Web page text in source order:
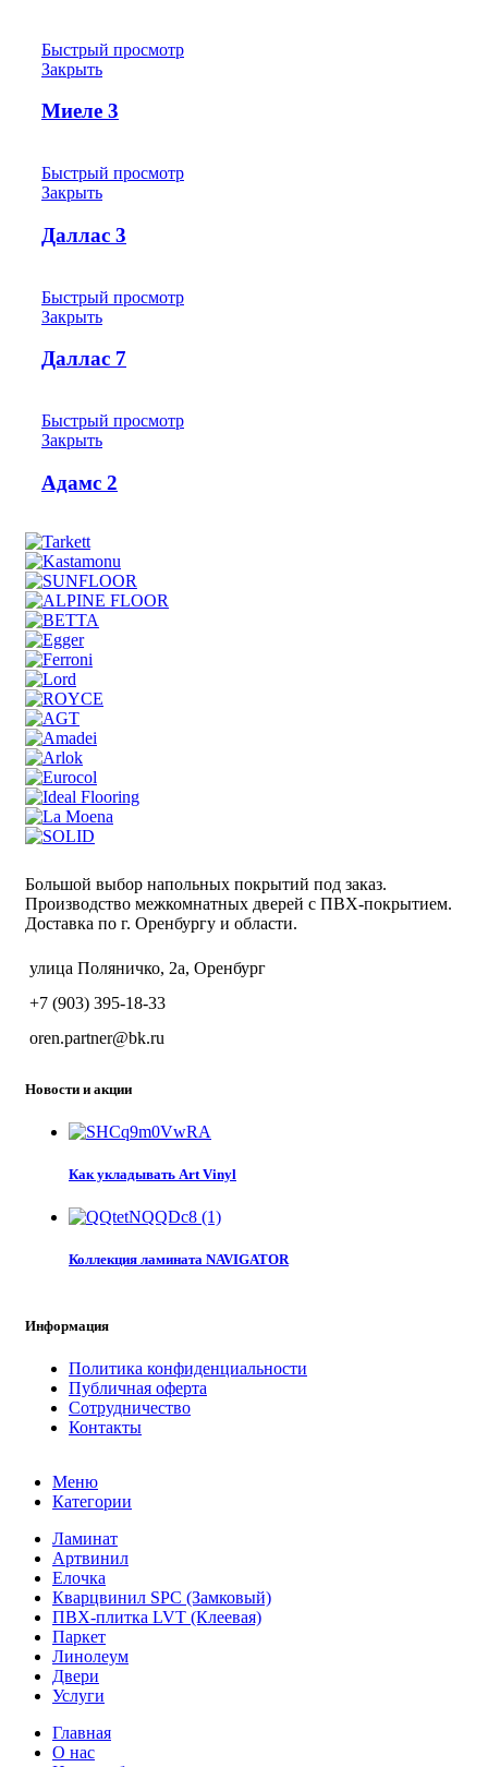
Быстрый просмотр
Закрыть
Миеле 3
Быстрый просмотр
Закрыть
Даллас 3
Быстрый просмотр
Закрыть
Даллас 7
Быстрый просмотр
Закрыть
Адамс 2
Большой выбор напольных покрытий под заказ.
Производство межкомнатных дверей с ПВХ-покрытием.
Доставка по г. Оренбургу и области.
улица Поляничко, 2а, Оренбург
+7 (903) 395-18-33
oren.partner@bk.ru
Новости и акции
Как укладывать Art Vinyl
Коллекция ламината NAVIGATOR
Информация
Политика конфиденциальности
Публичная оферта
Сотрудничество
Контакты
Меню
Категории
Ламинат
Артвинил
Елочка
Кварцвинил SPC (Замковый)
ПВХ-плитка LVT (Клеевая)
Паркет
Линолеум
Двери
Услуги
Главная
О нас